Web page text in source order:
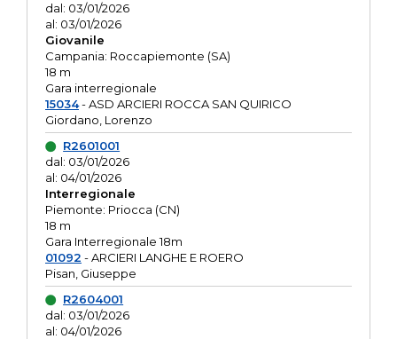
dal: 03/01/2026
al: 03/01/2026
Giovanile
Campania: Roccapiemonte (SA)
18 m
Gara interregionale
15034- ASD ARCIERI ROCCA SAN QUIRICO
Giordano, Lorenzo
R2601001
dal: 03/01/2026
al: 04/01/2026
Interregionale
Piemonte: Priocca (CN)
18 m
Gara Interregionale 18m
01092 - ARCIERI LANGHE E ROERO
Pisan, Giuseppe
R2604001
dal: 03/01/2026
al: 04/01/2026